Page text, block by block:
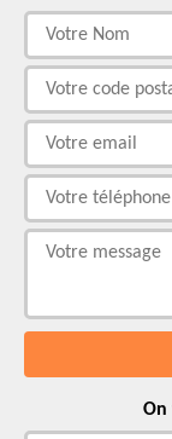
On